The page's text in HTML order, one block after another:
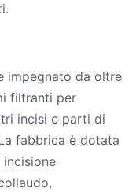
impegnato da oltre
filtranti per
incisi e parti di
fabbrica è dotata